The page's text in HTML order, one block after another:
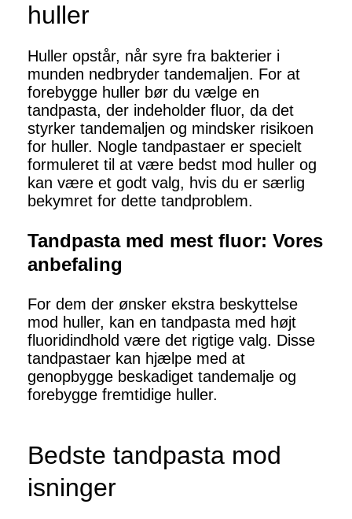
huller
Huller opstår, når syre fra bakterier i
munden nedbryder tandemaljen. For at
forebygge huller bør du vælge en
tandpasta, der indeholder fluor, da det
styrker tandemaljen og mindsker risikoen
for huller. Nogle tandpastaer er specielt
formuleret til at være bedst mod huller og
kan være et godt valg, hvis du er særlig
bekymret for dette tandproblem.
Tandpasta med mest fluor: Vores
anbefaling
For dem der ønsker ekstra beskyttelse
mod huller, kan en tandpasta med højt
fluoridindhold være det rigtige valg. Disse
tandpastaer kan hjælpe med at
genopbygge beskadiget tandemalje og
forebygge fremtidige huller.
Bedste tandpasta mod
isninger